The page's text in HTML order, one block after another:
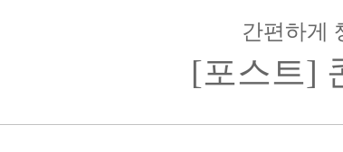
간편하게
[포스트]